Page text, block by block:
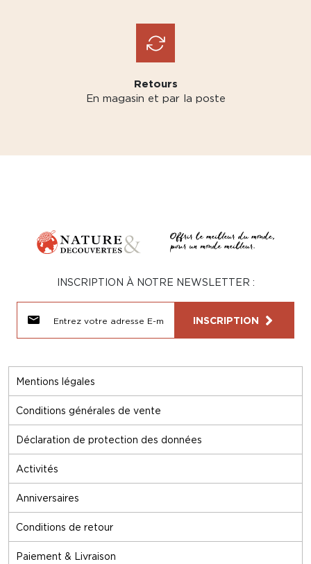
Retours
En magasin et par la poste
Mentions légales
Conditions générales de vente
Déclaration de protection des données
Activités
Anniversaires
Conditions de retour
Paiement & Livraison
INSCRIPTION À NOTRE NEWSLETTER :
INSCRIPTION